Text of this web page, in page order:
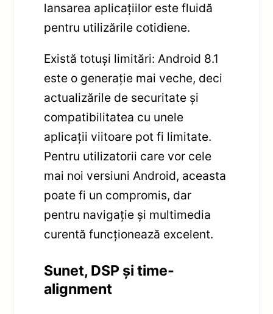
lansarea aplicațiilor este fluidă
pentru utilizările cotidiene.
Există totuși limitări: Android 8.1
este o generație mai veche, deci
actualizările de securitate și
compatibilitatea cu unele
aplicații viitoare pot fi limitate.
Pentru utilizatorii care vor cele
mai noi versiuni Android, aceasta
poate fi un compromis, dar
pentru navigație și multimedia
curentă funcționează excelent.
Sunet, DSP și time-
alignment